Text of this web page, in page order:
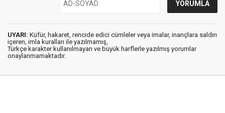
UYARI: Küfür, hakaret, rencide edici cümleler veya imalar, inançlara saldırı
içeren, imla kuralları ile yazılmamış,
Türkçe karakter kullanılmayan ve büyük harflerle yazılmış yorumlar
onaylanmamaktadır.